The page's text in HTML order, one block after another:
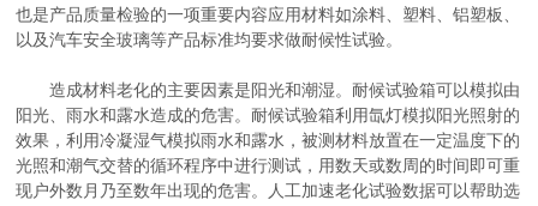
也是产品质量检验的一项重要内容应用材料如涂料、塑料、铝塑板、
以及汽车安全玻璃等产品标准均要求做耐候性试验。
造成材料老化的主要因素是阳光和潮湿。耐候试验箱可以模拟由
阳光、雨水和露水造成的危害。耐候试验箱利用氙灯模拟阳光照射的
效果，利用冷凝湿气模拟雨水和露水，被测材料放置在一定温度下的
光照和潮气交替的循环程序中进行测试，用数天或数周的时间即可重
现户外数月乃至数年出现的危害。人工加速老化试验数据可以帮助选